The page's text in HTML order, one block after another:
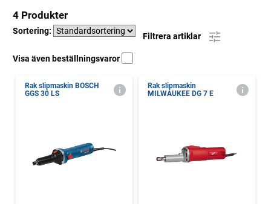
4 Produkter
Sortering:
Filtrera artiklar
Visa även beställningsvaror
Rak slipmaskin BOSCH
GGS 30 LS
Rak slipmaskin
MILWAUKEE DG 7 E